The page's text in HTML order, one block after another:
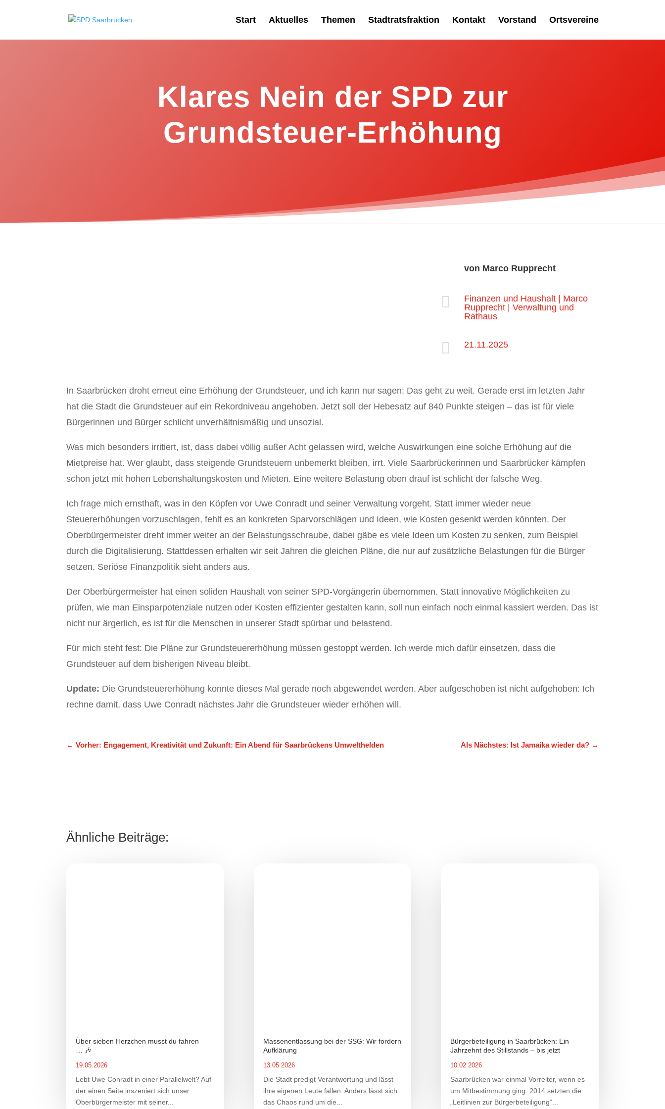
Start Aktuelles Themen Stadtratsfraktion Kontakt Vorstand Ortsvereine
Klares Nein der SPD zur
Grundsteuer-Erhöhung
von Marco Rupprecht
 Finanzen und Haushalt | Marco
Rupprecht |Verwaltung und
Rathaus
 21.11.2025
In Saarbrücken droht erneut eine Erhöhung der Grundsteuer, und ich kann nur sagen: Das geht zu weit. Gerade erst im letzten Jahr
hat die Stadt die Grundsteuer auf ein Rekordniveau angehoben. Jetzt soll der Hebesatz auf 840 Punkte steigen – das ist für viele
Bürgerinnen und Bürger schlicht unverhältnismäßig und unsozial.
Was mich besonders irritiert, ist, dass dabei völlig außer Acht gelassen wird, welche Auswirkungen eine solche Erhöhung auf die
Mietpreise hat. Wer glaubt, dass steigende Grundsteuern unbemerkt bleiben, irrt. Viele Saarbrückerinnen und Saarbrücker kämpfen
schon jetzt mit hohen Lebenshaltungskosten und Mieten. Eine weitere Belastung oben drauf ist schlicht der falsche Weg.
Ich frage mich ernsthaft, was in den Köpfen vor Uwe Conradt und seiner Verwaltung vorgeht. Statt immer wieder neue
Steuererhöhungen vorzuschlagen, fehlt es an konkreten Sparvorschlägen und Ideen, wie Kosten gesenkt werden könnten. Der
Oberbürgermeister dreht immer weiter an der Belastungsschraube, dabei gäbe es viele Ideen um Kosten zu senken, zum Beispiel
durch die Digitalisierung. Stattdessen erhalten wir seit Jahren die gleichen Pläne, die nur auf zusätzliche Belastungen für die Bürger
setzen. Seriöse Finanzpolitik sieht anders aus.
Der Oberbürgermeister hat einen soliden Haushalt von seiner SPD-Vorgängerin übernommen. Statt innovative Möglichkeiten zu
prüfen, wie man Einsparpotenziale nutzen oder Kosten effizienter gestalten kann, soll nun einfach noch einmal kassiert werden. Das ist
nicht nur ärgerlich, es ist für die Menschen in unserer Stadt spürbar und belastend.
Für mich steht fest: Die Pläne zur Grundsteuererhöhung müssen gestoppt werden. Ich werde mich dafür einsetzen, dass die
Grundsteuer auf dem bisherigen Niveau bleibt.
Update: Die Grundsteuererhöhung konnte dieses Mal gerade noch abgewendet werden. Aber aufgeschoben ist nicht aufgehoben: Ich
rechne damit, dass Uwe Conradt nächstes Jahr die Grundsteuer wieder erhöhen will.
←Vorher: Engagement, Kreativität und Zukunft: Ein Abend für Saarbrückens Umwelthelden Als Nächstes: Ist Jamaika wieder da?→
Ähnliche Beiträge:
Über sieben Herzchen musst du fahren
… 🎶
19.05.2026
Lebt Uwe Conradt in einer Parallelwelt? Auf
der einen Seite inszeniert sich unser
Oberbürgermeister mit seiner...
Massenentlassung bei der SSG: Wir fordern
Aufklärung
13.05.2026
Die Stadt predigt Verantwortung und lässt
ihre eigenen Leute fallen. Anders lässt sich
das Chaos rund um die...
Bürgerbeteiligung in Saarbrücken: Ein
Jahrzehnt des Stillstands – bis jetzt
10.02.2026
Saarbrücken war einmal Vorreiter, wenn es
um Mitbestimmung ging. 2014 setzten die
„Leitlinien zur Bürgerbeteiligung“...